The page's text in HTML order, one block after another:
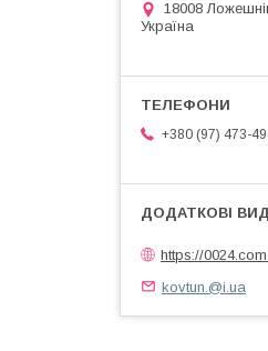
18008
Україна
+380 (97) 473-
https://
kovtun.@i.ua